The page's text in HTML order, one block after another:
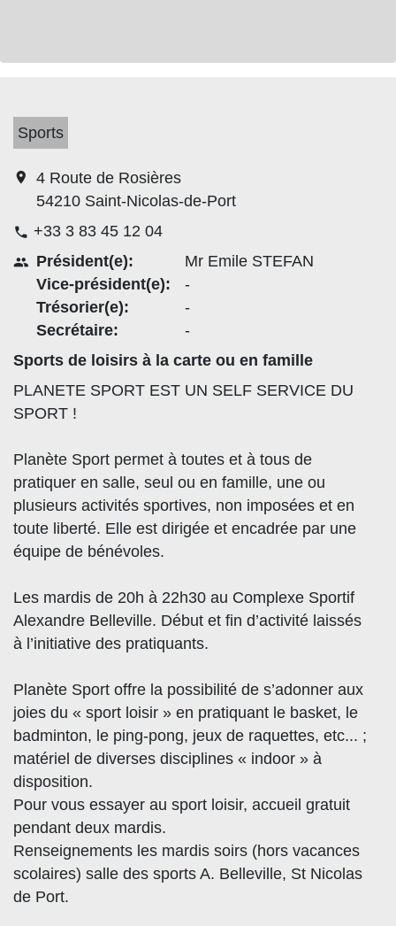
Sports
location_on
4 Route de Rosières
54210 Saint-Nicolas-de-Port
phone +33 3 83 45 12 04
people Président(e):
Vice-président(e):
Trésorier(e):
Secrétaire:
Mr Emile STEFAN
-
-
-
Sports de loisirs à la carte ou en famille
PLANETE SPORT EST UN SELF SERVICE DU
SPORT !
Planète Sport permet à toutes et à tous de
pratiquer en salle, seul ou en famille, une ou
plusieurs activités sportives, non imposées et en
toute liberté. Elle est dirigée et encadrée par une
équipe de bénévoles.
Les mardis de 20h à 22h30 au Complexe Sportif
Alexandre Belleville. Début et fin d’activité laissés
à l’initiative des pratiquants.
Planète Sport offre la possibilité de s’adonner aux
joies du « sport loisir » en pratiquant le basket, le
badminton, le ping-pong, jeux de raquettes, etc... ;
matériel de diverses disciplines « indoor » à
disposition.
Pour vous essayer au sport loisir, accueil gratuit
pendant deux mardis.
Renseignements les mardis soirs (hors vacances
scolaires) salle des sports A. Belleville, St Nicolas
de Port.